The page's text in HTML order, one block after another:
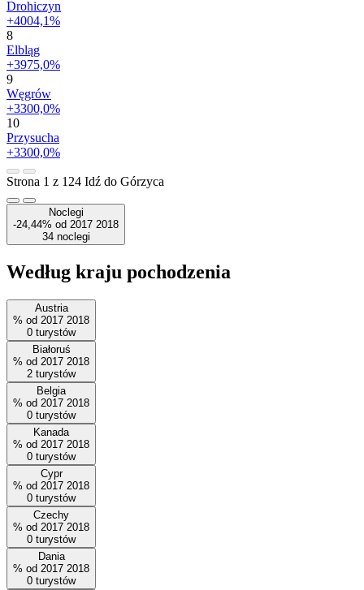
Drohiczyn
+4004,1%
8
Elbląg
+3975,0%
9
Węgrów
+3300,0%
10
Przysucha
+3300,0%
Strona 1 z 124 Idź do Górzyca
Noclegi
-24,44% od 2017 2018
34 noclegi
Według kraju pochodzenia
Austria
% od 2017 2018
0 turystów
Białoruś
% od 2017 2018
2 turystów
Belgia
% od 2017 2018
0 turystów
Kanada
% od 2017 2018
0 turystów
Cypr
% od 2017 2018
0 turystów
Czechy
% od 2017 2018
0 turystów
Dania
% od 2017 2018
0 turystów